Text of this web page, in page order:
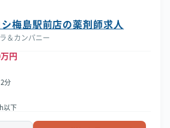
梅島駅前店の薬剤師求人
＆カンパニー
円
分
以下